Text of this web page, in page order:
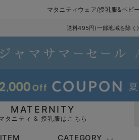
マタニティウェア/授乳服&ベビ
送料495円(一部地域を除
MATERNITY
タニティ & 授乳服はこちら
CATEGORY